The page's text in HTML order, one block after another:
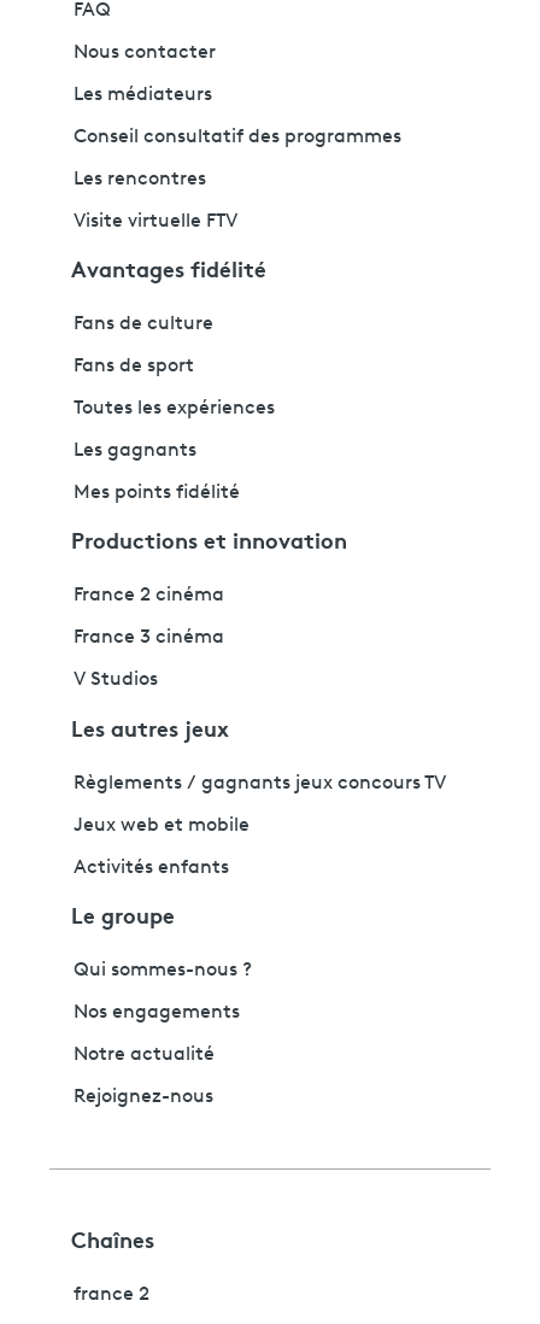
FAQ
Nous contacter
Les médiateurs
Conseil consultatif des programmes
Les rencontres
Visite virtuelle FTV
Avantages fidélité
Fans de culture
Fans de sport
Toutes les expériences
Les gagnants
Mes points fidélité
Productions et innovation
France 2 cinéma
France 3 cinéma
V Studios
Les autres jeux
Règlements / gagnants jeux concours TV
Jeux web et mobile
Activités enfants
Le groupe
Qui sommes-nous ?
Nos engagements
Notre actualité
Rejoignez-nous
Chaînes
france 2